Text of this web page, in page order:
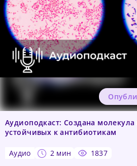
Аудиоподкаст: Создана
устойчивых к антибиотикам
аудио 2 мин 1837